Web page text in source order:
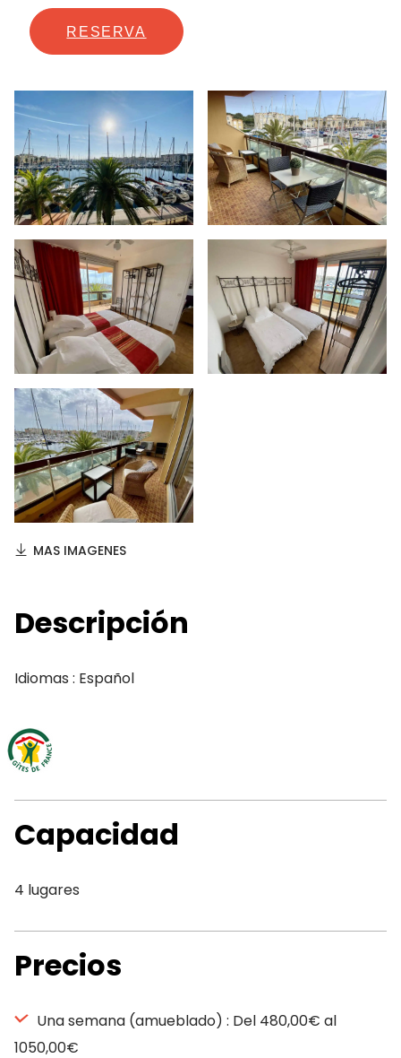
RESERVA
MAS IMAGENES
Descripción
Idiomas : Español
Capacidad
4 lugares
Precios
Una semana (amueblado) : Del 480,00€ al
1050,00€